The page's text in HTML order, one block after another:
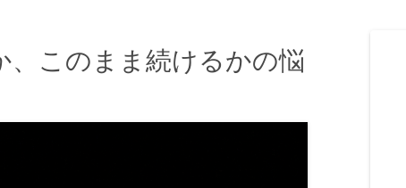
、このまま続けるかの悩